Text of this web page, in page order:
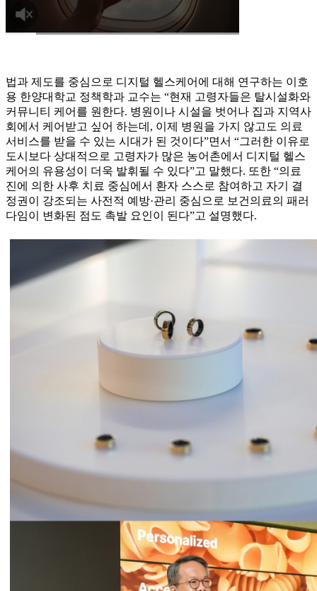
법과 제도를 중심으로 디지털 헬스케어에 대해 연구하는 이호
용 한양대학교 정책학과 교수는 “현재 고령자들은 탈시설화와
커뮤니티 케어를 원한다. 병원이나 시설을 벗어나 집과 지역사
회에서 케어받고 싶어 하는데, 이제 병원을 가지 않고도 의료
서비스를 받을 수 있는 시대가 된 것이다”면서 “그러한 이유로
도시보다 상대적으로 고령자가 많은 농어촌에서 디지털 헬스
케어의 유용성이 더욱 발휘될 수 있다”고 말했다. 또한 “의료
진에 의한 사후 치료 중심에서 환자 스스로 참여하고 자기 결
정권이 강조되는 사전적 예방·관리 중심으로 보건의료의 패러
다임이 변화된 점도 촉발 요인이 된다”고 설명했다.